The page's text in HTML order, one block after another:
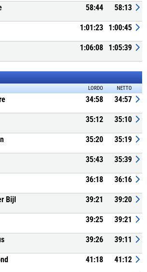
58:44 58:13
1:01:23 1:00:45
1:06:08 1:05:39
LORDO NETTO
34:58 34:57
35:12 35:10
35:20 35:19
35:43 35:39
36:18 36:16
Bijl 39:21 39:20
39:25 39:21
39:26 39:11
41:18 41:12